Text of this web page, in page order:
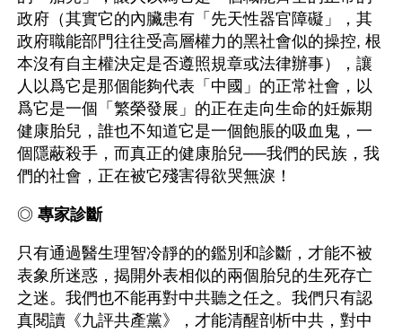
政府（其實它的內臟患有「先天性器官障礙」，其
政府職能部門往往受高層權力的黑社會似的操控, 根
本沒有自主權決定是否遵照規章或法律辦事），讓
人以爲它是那個能夠代表「中國」的正常社會，以
爲它是一個「繁榮發展」的正在走向生命的妊娠期
健康胎兒，誰也不知道它是一個飽脹的吸血鬼，一
個隱蔽殺手，而真正的健康胎兒──我們的民族，我
們的社會，正在被它殘害得欲哭無淚！
◎ 專家診斷
只有通過醫生理智冷靜的的鑑別和診斷，才能不被
表象所迷惑，揭開外表相似的兩個胎兒的生死存亡
之迷。我們也不能再對中共聽之任之。我們只有認
真閱讀《九評共產黨》，才能清醒剖析中共，對中